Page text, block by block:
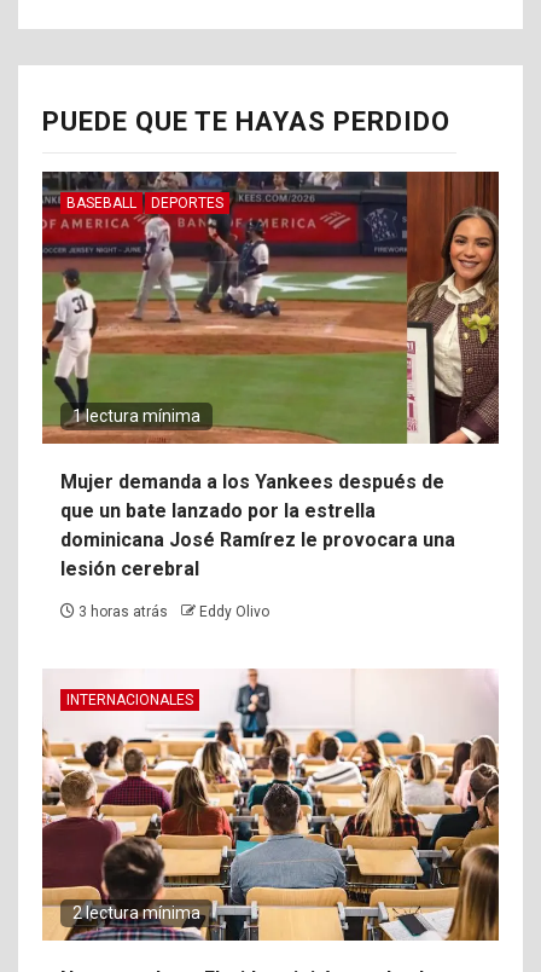
PUEDE QUE TE HAYAS PERDIDO
BASEBALL DEPORTES
1 lectura mínima
Mujer demanda a los Yankees después de
que un bate lanzado por la estrella
dominicana José Ramírez le provocara una
lesión cerebral
3 horas atrás Eddy Olivo
INTERNACIONALES
2 lectura mínima